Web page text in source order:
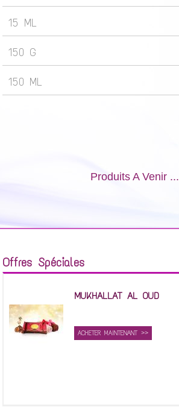
15 ML
150 G
150 ML
Produits A Venir ...
Offres Spéciales
MUKHALLAT AL OUD
ACHETER MAINTENANT >>